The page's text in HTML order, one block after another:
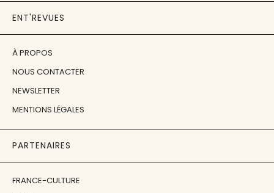
ENT'REVUES
À PROPOS
NOUS CONTACTER
NEWSLETTER
MENTIONS LÉGALES
PARTENAIRES
FRANCE-CULTURE